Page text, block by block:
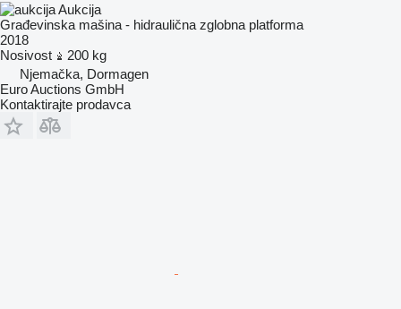
Aukcija
Građevinska mašina - hidraulična zglobna platforma
2018
Nosivost
200 kg
Njemačka, Dormagen
Euro Auctions GmbH
Kontaktirajte prodavca